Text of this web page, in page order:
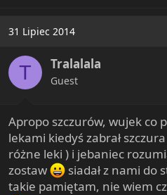
31 Lipiec 2014
T Tralalala
Guest
Apropo szczurów, wujek co
lekami kiedyś zabrał
różne leki ) i jebaniec
zostaw
siadał z nami do
takie pamiętam, nie wiem